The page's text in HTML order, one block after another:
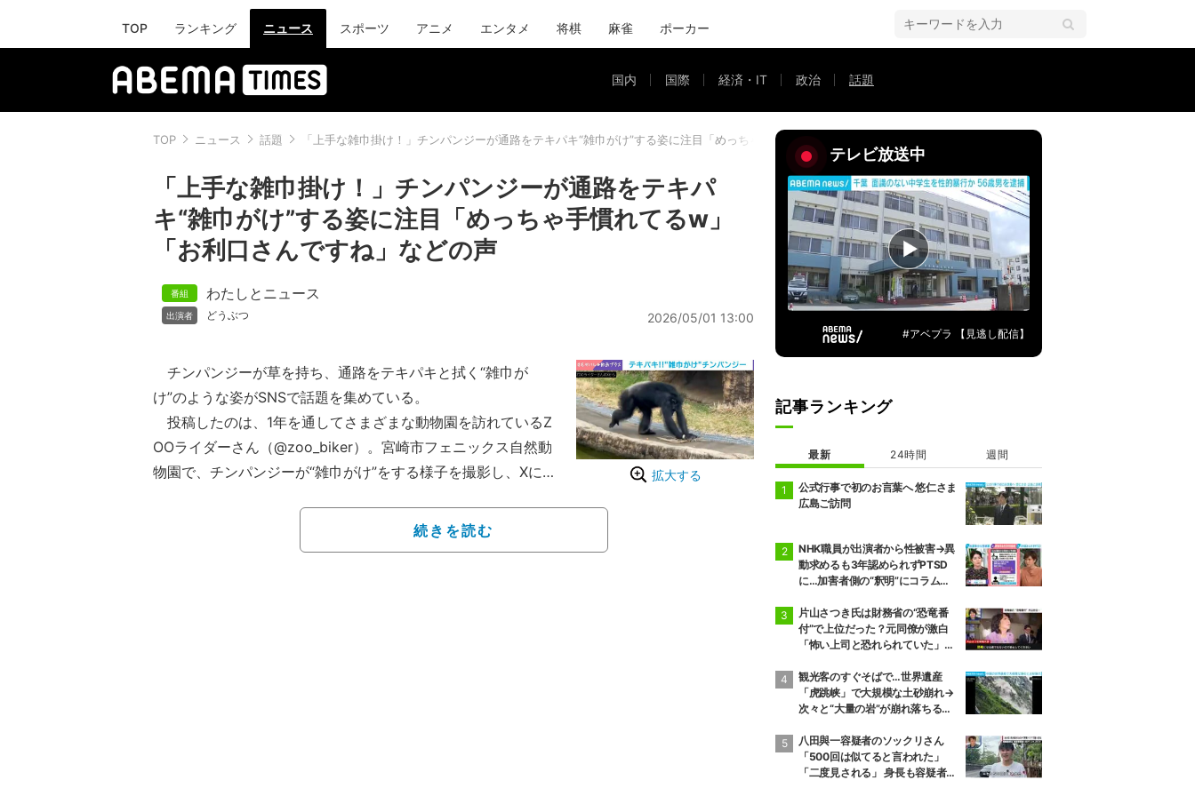
TOP ランキング ニュース スポーツ アニメ エンタメ 将棋 麻雀 ポーカー
国内 国際 経済・IT 政治 話題
TOP ニュース 話題 「上手な雑巾掛け！」チンパンジーが通路をテキパキ“雑巾がけ”する姿に注目「めっちゃ手慣れてるw」「お利口さんですね」などの声
「上手な雑巾掛け！」チンパンジーが通路をテキパ
キ“雑巾がけ”する姿に注目「めっちゃ手慣れてるw」
「お利口さんですね」などの声
わたしとニュース
どうぶつ 2026/05/01 13:00
拡大する
チンパンジーが草を持ち、通路をテキパキと拭く“雑巾が
け”のような姿がSNSで話題を集めている。
投稿したのは、1年を通してさまざまな動物園を訪れているZ
OOライダーさん（@zoo_biker）。宮崎市フェニックス自然動
物園で、チンパンジーが“雑巾がけ”をする様子を撮影し、Xに投
フェニックス自然動物園によると、“雑巾がけ”をしていたの
続きを読む
テレビ放送中
#アベプラ 【見逃し配信】
記事ランキング
最新 24時間 週間
公式行事で初のお言葉へ 悠仁さま
広島ご訪問
NHK職員が出演者から性被害→異
動求めるも3年認められずPTSD
に…加害者側の“釈明”にコラムニ
織体制の問題点も指摘
片山さつき氏は財務省の“恐竜番
付”で上位だった？元同僚が激白
「怖い上司と恐れられていた」
観光客のすぐそばで…世界遺産
「虎跳峡」で大規模な土砂崩れ→
次々と“大量の岩”が崩れ落ちる瞬
八田與一容疑者のソックリさん
「500回は似てると言われた」
「二度見される」 身長も容疑者と